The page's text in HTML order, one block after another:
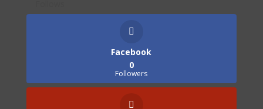
Facebook
0
Followers